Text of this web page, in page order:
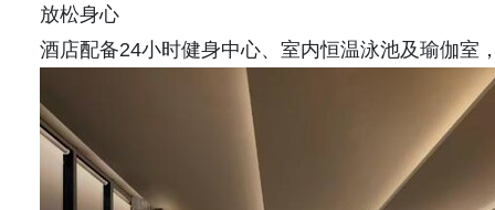
放松身心
酒店配备24小时健身中心、室内恒温泳池及瑜伽室